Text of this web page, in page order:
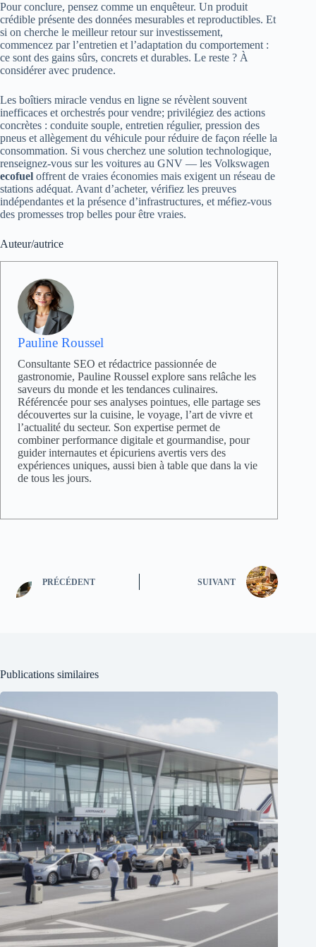
Pour conclure, pensez comme un enquêteur. Un produit
crédible présente des données mesurables et reproductibles. Et
si on cherche le meilleur retour sur investissement,
commencez par l’entretien et l’adaptation du comportement :
ce sont des gains sûrs, concrets et durables. Le reste ? À
considérer avec prudence.
Les boîtiers miracle vendus en ligne se révèlent souvent
inefficaces et orchestrés pour vendre; privilégiez des actions
concrètes : conduite souple, entretien régulier, pression des
pneus et allègement du véhicule pour réduire de façon réelle la
consommation. Si vous cherchez une solution technologique,
renseignez-vous sur les voitures au GNV — les Volkswagen
ecofuel offrent de vraies économies mais exigent un réseau de
stations adéquat. Avant d’acheter, vérifiez les preuves
indépendantes et la présence d’infrastructures, et méfiez-vous
des promesses trop belles pour être vraies.
Auteur/autrice
Pauline Roussel
Consultante SEO et rédactrice passionnée de
gastronomie, Pauline Roussel explore sans relâche les
saveurs du monde et les tendances culinaires.
Référencée pour ses analyses pointues, elle partage ses
découvertes sur la cuisine, le voyage, l’art de vivre et
l’actualité du secteur. Son expertise permet de
combiner performance digitale et gourmandise, pour
guider internautes et épicuriens avertis vers des
expériences uniques, aussi bien à table que dans la vie
de tous les jours.
PRÉCÉDENT SUIVANT
Publications similaires